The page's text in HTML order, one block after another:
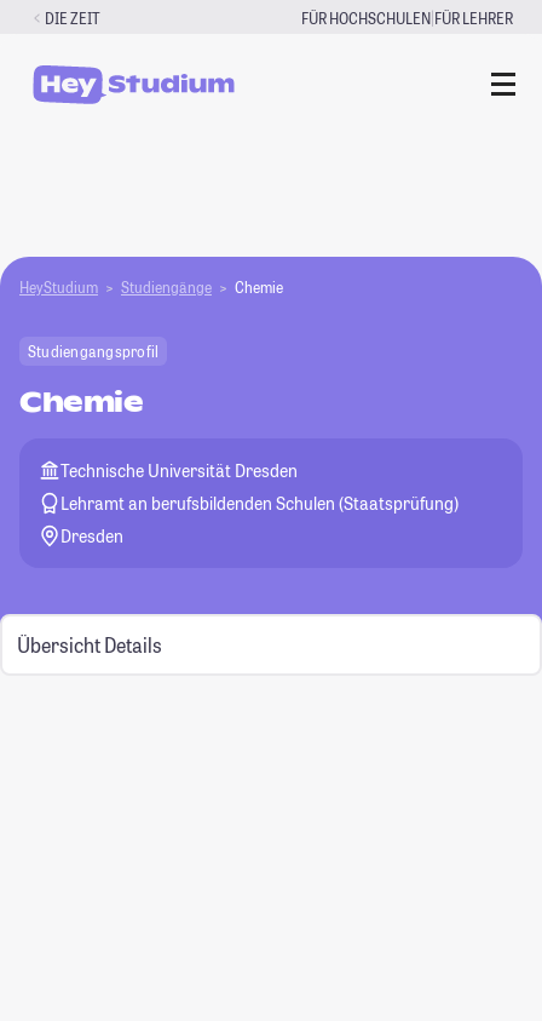
Zum
springen
DIE ZEIT FÜR HOCHSCHULEN|FÜR LEHRER
HeyStudium Studiengänge Chemie
Studiengangsprofil
Chemie
Technische Universität Dresden
Lehramt an berufsbildenden Schulen (Staatsprüfung)
Dresden
Übersicht Details